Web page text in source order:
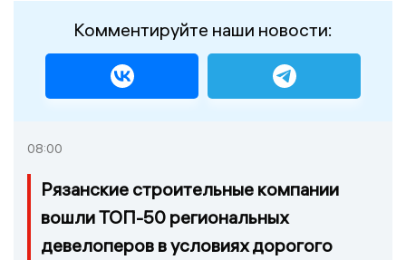
Комментируйте наши новости:
08:00
Рязанские строительные компании
вошли ТОП-50 региональных
девелоперов в условиях дорогого